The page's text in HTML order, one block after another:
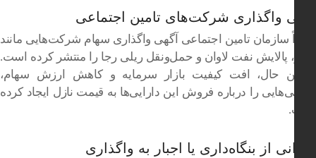
واگذاری شرکت‌های تامین اجتماعی
سازمان تامین اجتماعی آگهی واگذاری سهام شرکت‌هایی مانند
پالایش نفت لاوان و حمل‌ونقل ریلی رجا را منتشر کرده است.
حال، افت کیفیت بازار سرمایه و کاهش ارزش سهام،
را درباره فروش این دارایی‌ها به قیمت نازل ایجاد کرده
از بنگاه‌داری یا اجبار به واگذاری